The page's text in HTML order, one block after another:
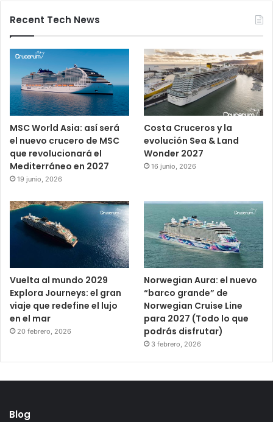
Recent Tech News
MSC World Asia: así será
el nuevo crucero de MSC
que revolucionará el
Mediterráneo en 2027
19 junio, 2026
Costa Cruceros y la
evolución Sea & Land
Wonder 2027
16 junio, 2026
Vuelta al mundo 2029
Explora Journeys: el gran
viaje que redefine el lujo
en el mar
20 febrero, 2026
Norwegian Aura: el nuevo
“barco grande” de
Norwegian Cruise Line
para 2027 (Todo lo que
podrás disfrutar)
3 febrero, 2026
Blog